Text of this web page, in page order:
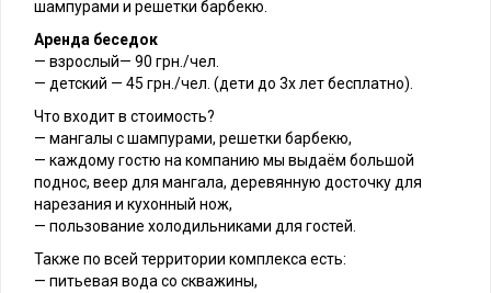
шампурами и решетки барбекю.
Аренда беседок
— взрослый— 90 грн./чел.
— детский — 45 грн./чел. (дети до 3х лет бесплатно).
Что входит в стоимость?
— мангалы с шампурами, решетки барбекю,
— каждому гостю на компанию мы выдаём большой
поднос, веер для мангала, деревянную досточку для
нарезания и кухонный нож,
— пользование холодильниками для гостей.
Также по всей территории комплекса есть:
— питьевая вода со скважины,